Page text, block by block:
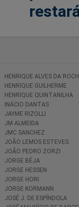
HENRIQUE ALVES DA
HENRIQUE GUILHERME
HENRIQUE QUINTANILHA
INÁCIO DANTAS
JAYME RIZOLLI
JM ALMEIDA
JMC SANCHEZ
JOÃO LEMOS ESTEVES
JOÃO PEDRO ZORZI
JORGE BÉJA
JORGE HESSEN
JORGE HORI
JORGE KORMANN
JOSÉ J. DE ESPÍNDOLA